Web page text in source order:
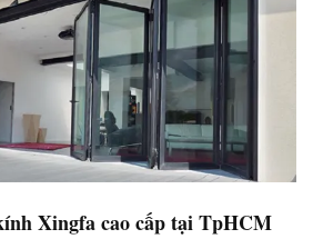
Xingfa cao cấp tại TpHCM